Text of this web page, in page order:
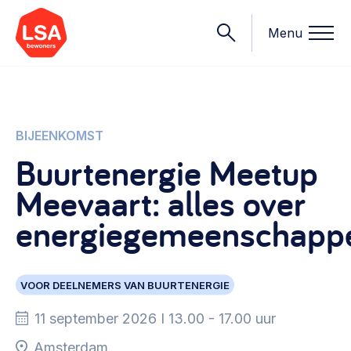
Menu
Onderwerpen
Starten van een initiatief
Rechtsvormen, positionering, organisatiemodellen >
Financiën
Bestuur, horeca, evenementen, verhuur en communicatie >
Wat we doen
Onze leden
Contact
Nieuws
BIJEENKOMST
Buurtenergie Meetup
Meevaart: alles over
VOOR DEELNEMERS VAN BUURTENERGIE
11 september 2026 I 13.00 - 17.00 uur
Amsterdam